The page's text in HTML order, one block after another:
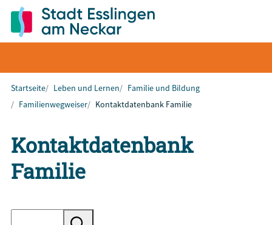
Startseite Leben und Lernen
Familie und Bildung
Familienwegweiser
Kontaktdatenbank Familie
Kontaktdatenbank
Familie